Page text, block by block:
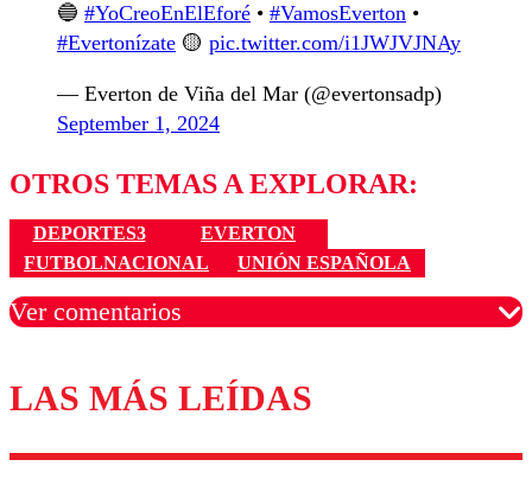
🔵 #YoCreoEnElEforé • #VamosEverton •
#Evertonízate 🟡 pic.twitter.com/i1JWJVJNAy
— Everton de Viña del Mar (@evertonsadp)
September 1, 2024
OTROS TEMAS A EXPLORAR:
DEPORTES3
EVERTON
FUTBOLNACIONAL
UNIÓN ESPAÑOLA
Ver comentarios
Los comentarios son moderados para garantizar un
diálogo respetuoso.
LAS MÁS LEÍDAS